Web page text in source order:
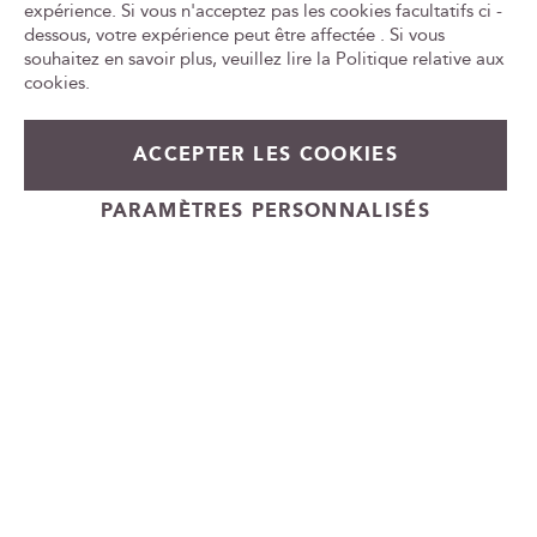
+
-
Ajouter au panier
e
w
s
e
e
Cadeauvin.fr - © Copyright 2024 - Tous droits réservés
expérience. Si vous n'acceptez pas les cookies facultatifs ci -
dessous, votre expérience peut être affectée . Si vous
souhaitez en savoir plus, veuillez lire la Politique relative aux
cookies.
ACCEPTER LES COOKIES
PARAMÈTRES PERSONNALISÉS